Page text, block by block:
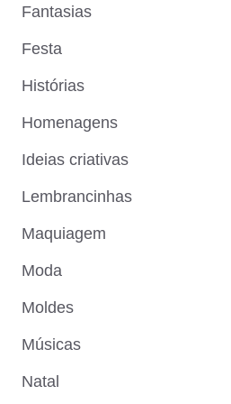
Fantasias
Festa
Histórias
Homenagens
Ideias criativas
Lembrancinhas
Maquiagem
Moda
Moldes
Músicas
Natal